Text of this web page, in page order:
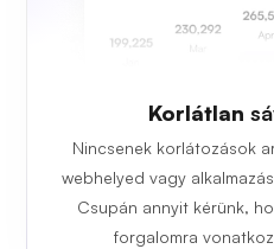
Korlátlan
Nincsenek korlátozások
webhelyed vagy
Csupán annyit kérünk,
forgalomra